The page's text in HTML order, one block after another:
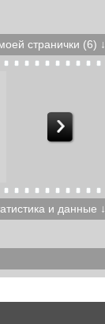
странички (6) ↓
и данные ↓